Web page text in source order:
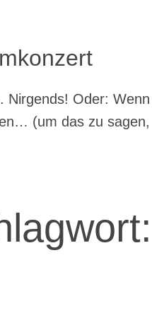
Nirgends! Oder:
(um das zu